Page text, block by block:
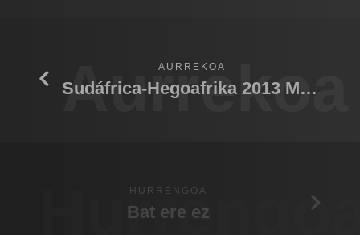
Aurrekoa
AURREKOA
Sudáfrica-Hegoafrika 2013 Madiba
HURRENGOA
Bat ere ez